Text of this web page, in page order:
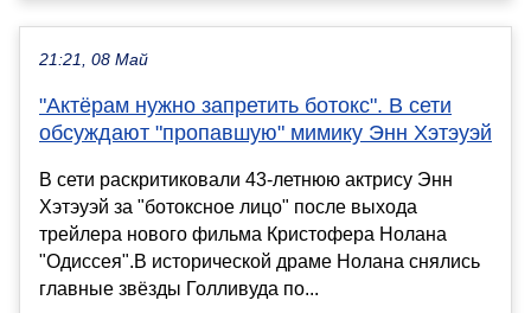
21:21, 08 Май
"Актёрам нужно запретить ботокс". В сети
обсуждают "пропавшую" мимику Энн Хэтэуэй
В сети раскритиковали 43-летнюю актрису Энн
Хэтэуэй за "ботоксное лицо" после выхода
трейлера нового фильма Кристофера Нолана
"Одиссея".В исторической драме Нолана снялись
главные звёзды Голливуда по...